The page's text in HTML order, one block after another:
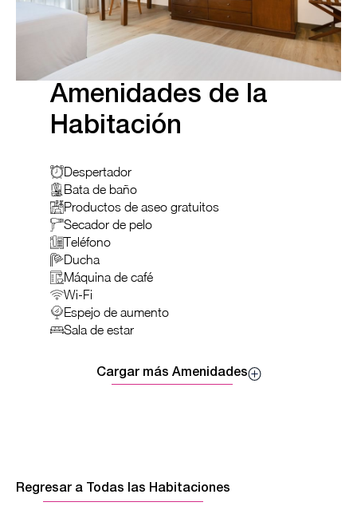
Amenidades de la
Habitación
Despertador
Bata de baño
Productos de aseo gratuitos
Secador de pelo
Teléfono
Ducha
Máquina de café
Wi-Fi
Espejo de aumento
Sala de estar
Cargar más Amenidades
Regresar a Todas las Habitaciones